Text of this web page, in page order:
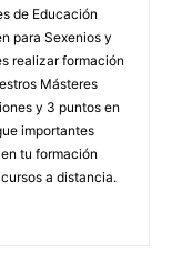
de Educación
para Sexenios y
realizar formación
Másteres
y 3 puntos en
importantes
tu formación
a distancia.